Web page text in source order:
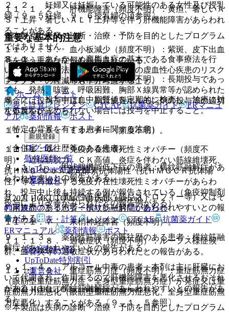
２．２． 妊婦又は妊娠している可能性のある女性及び授乳
婦〔９．５妊婦、９．６授乳婦の項参照〕。
重要な基本的注意
８．１． あらかじめ高脂血症の基本である食事療法を行
い、更に運動療法や高血圧・喫煙等の虚血性心疾患のリスク
ファクターの軽減等も十分考慮すること。
８．２． 投与中は血中脂質値を定期的に検査し、治療に対
する反応が認められない場合には投与を中止すること。
（特定の背景を有する患者に関する注意）
（合併症・既往歴等のある患者）
９．１．１． 甲状腺機能低下症の患者：横紋筋融解症があ
らわれやすいとの報告がある。
９．１．２． 遺伝性筋疾患（筋ジストロフィー等）又はそ
の家族歴のある患者：横紋筋融解症があらわれやすいとの報
告がある。
９．１．３． 薬剤性筋障害の既往歴のある患者：横紋筋融
解症があらわれやすいとの報告がある。
９．１．４． アルコール中毒の患者：本剤は主に肝臓にお
いて代謝され、作用するので肝機能障害を悪化させるおそれ
がある（また、横紋筋融解症があらわれやすいとの報告があ
る）。
１１．１．２． 肝機能障害（頻度不明）：黄疸、著しいＡ
ＳＴ上昇・著しいＡＬＴ上昇等を伴う肝機能障害があらわれ
ることがある。
１１．１．３． 血小板減少（頻度不明）：紫斑、皮下出血
等を伴う重篤な症例も報告されている。
１１．１．４． 間質性肺炎（頻度不明）：長期投与であっ
ても、発熱、咳嗽、呼吸困難、胸部Ｘ線異常等が認められた
場合には投与を中止し、副腎皮質ホルモン剤の投与等の適切
な処置を行うこと。
１１．１．５． ミオパチー（頻度不明）。
１１．１．６． 免疫介在性壊死性ミオパチー（頻度不
明）：近位筋脱力、ＣＫ高値、炎症を伴わない筋線維壊死、
抗ＨＭＧ−ＣｏＡ還元酵素抗体陽性（抗ＨＭＧＣＲ抗体陽
性）等を特徴とする免疫介在性壊死性ミオパチーがあらわ
れ、投与中止後も持続する例が報告されている（免疫抑制剤
投与により改善がみられたとの報告例がある）。
１１．１．７． 末梢神経障害（頻度不明）。
１１．１．８． 過敏症状（頻度不明）：ループス様症候
群、血管炎等の過敏症状があらわれたとの報告がある。
１１．１．９． 重症筋無力症（頻度不明）：重症筋無力症
（眼筋型重症筋無力症、全身型重症筋無力症）が発症又は重
症筋無力症悪化（眼筋型重症筋無力症悪化、全身型重症筋無
力症悪化）することがある〔９．１．５参照〕。
※本製品は疾病の診断・治療・予防を目的としたプログラム
ではありません。
ホーム
ノート
表・計算
レジメン CTCAE 抗菌薬ガイド
ERマニュ
アル
薬剤情報 ポスト
新規登録
ログイン
監修医師一覧
UpToDate特別割引
運営会社
© 2021 HOKUTO Inc. All rights reserved.
利用規約プライバシーポリシーお問い合わせ
ホーム
表・計算 レジメン CTCAE
抗菌薬ガイド
ERマニュアル
薬剤情報 ポスト
監修医師一覧
UpToDate特別割引
運営会社
© 2021 HOKUTO Inc. All rights reserved.
※本製品は疾病の診断・治療・予防を目的としたプログラム